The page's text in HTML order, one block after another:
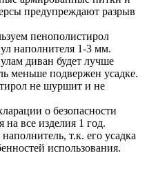
предупреждают разрыв
пенополистирол
наполнителя 1-3 мм.
диван будет лучше
меньше подвержен усадке.
не шуршит и не
о безопасности
все изделия 1 год.
т.к. его усадка
использования.